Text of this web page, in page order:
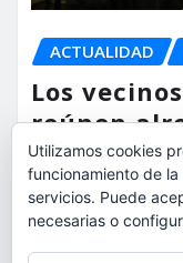
ACTUALIDAD
Los
reúnen
para
torrent al dia
Utilizamos cookies
funcionamiento de
servicios. Puede
necesarias o